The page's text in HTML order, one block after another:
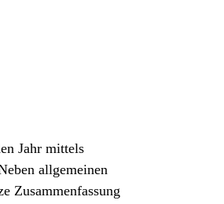
Jahr mittels
allgemeinen
Zusammenfassung